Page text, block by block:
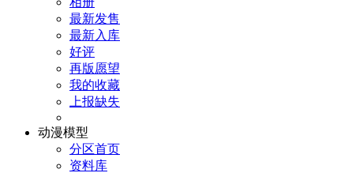
最新发售
最新入库
好评
再版愿望
我的收藏
上报缺失
动漫模型
分区首页
资料库